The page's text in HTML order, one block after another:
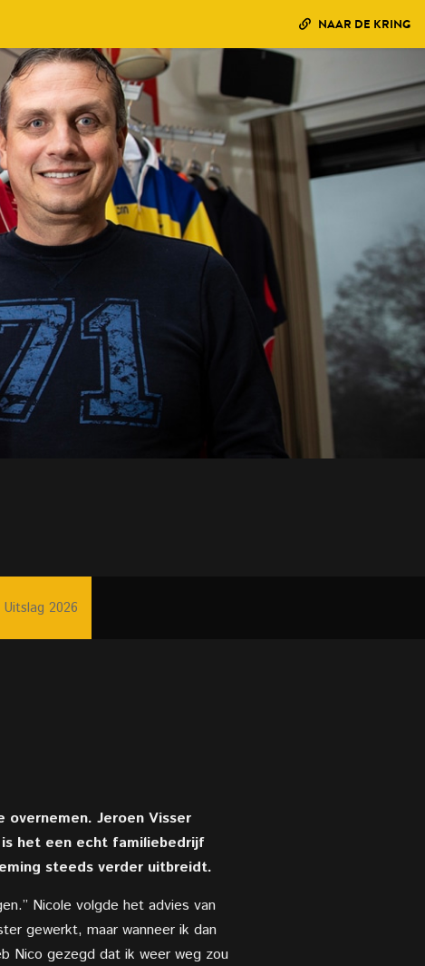
NAAR DE KRING
Uitslag 2026
overnemen. Jeroen Visser
het een echt familiebedrijf
steeds verder uitbreidt.
Nicole volgde het advies van
gewerkt, maar wanneer ik dan
Nico gezegd dat ik weer weg zou